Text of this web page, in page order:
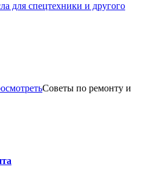
для спецтехники и другого
Советы по ремонту и